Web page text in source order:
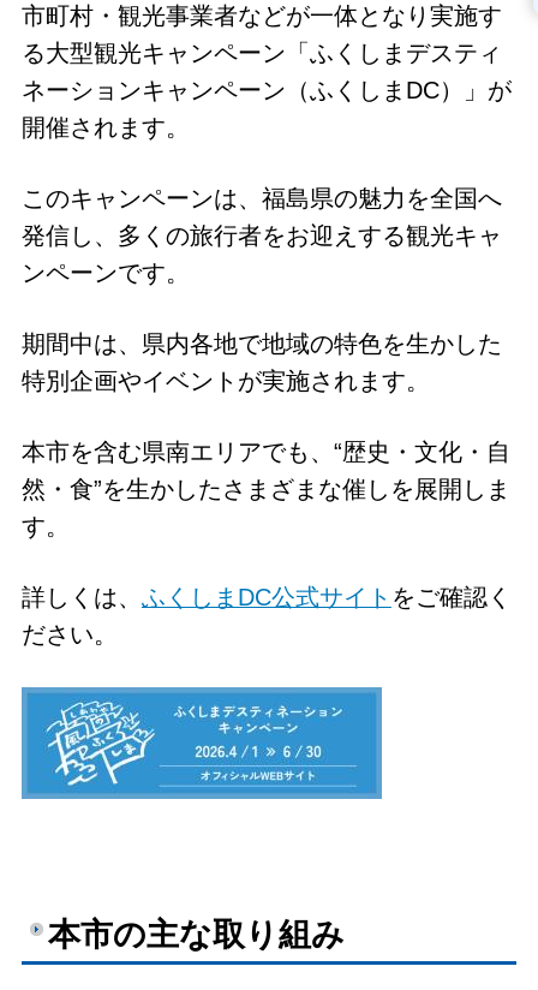
市町村・観光事業者などが一体となり実施す
る大型観光キャンペーン「ふくしまデスティ
ネーションキャンペーン（ふくしまDC）」が
開催されます。
このキャンペーンは、福島県の魅力を全国へ
発信し、多くの旅行者をお迎えする観光キャ
ンペーンです。
期間中は、県内各地で地域の特色を生かした
特別企画やイベントが実施されます。
本市を含む県南エリアでも、“歴史・文化・自
然・食”を生かしたさまざまな催しを展開しま
す。
詳しくは、 ふくしまDC公式サイト をご確認く
ださい。
本市の主な取り組み